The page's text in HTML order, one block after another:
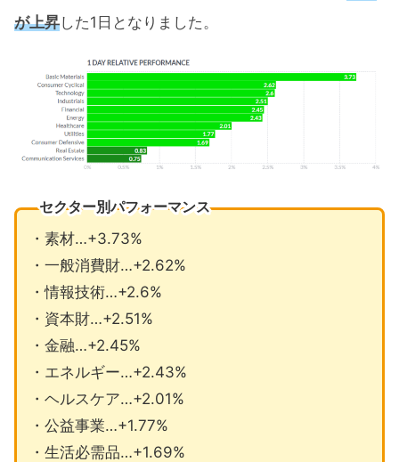
が上昇した1日となりました。
セクター別パフォーマンス
・素材…+3.73%
・一般消費財…+2.62%
・情報技術…+2.6%
・資本財…+2.51%
・金融…+2.45%
・エネルギー…+2.43%
・ヘルスケア…+2.01%
・公益事業…+1.77%
・生活必需品…+1.69%